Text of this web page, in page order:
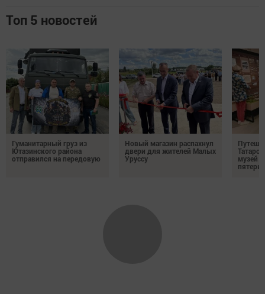
Топ 5 новостей
Гуманитарный груз из
Ютазинского района
отправился на передовую
Новый магазин распахнул
двери для жителей Малых
Уруссу
музей